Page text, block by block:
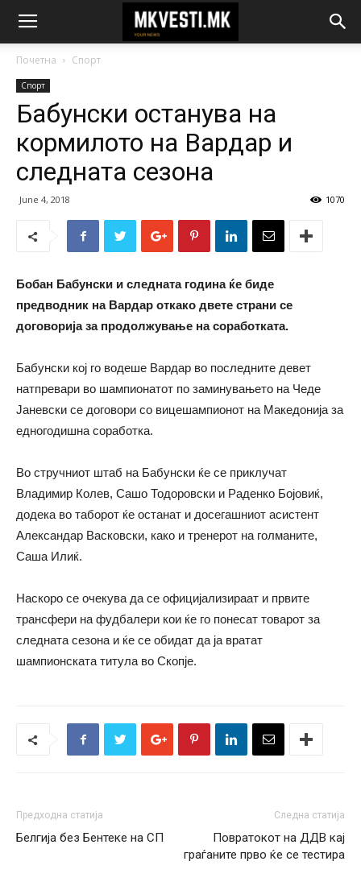
Почетна Спорт
Спорт
Бабунски останува на
кормилото на Вардар и
следната сезона
June 4, 2018 1070
Бобан Бабунски и следната година ќе биде
предводник на Вардар откако двете страни се
договорија за продолжување на соработката.
Бабунски кој го водеше Вардар во последните девет
натпревари во шампионатот по заминувањето на Чеде
Јаневски се договори со вицешампионот на Македонија за
едногодишна соработка.
Во стручниот штаб на Бабунски ќе се приклучат
Владимир Колев, Сашо Тодоровски и Раденко Бојовиќ,
додека во таборот ќе останат и досегашниот асистент
Александар Васковски, како и тренерот на голманите,
Саша Илиќ.
Наскоро се очекува да се официјализираат и првите
трансфери на фудбалери кои ќе го понесат товарот за
следната сезона и ќе се обидат да ја вратат
шампионската титула во Скопје.
Предходна статија
Белгија без Бентеке на СП
Следна статија
Повратокот на ДДВ кај
граѓаните прво ќе се тестира